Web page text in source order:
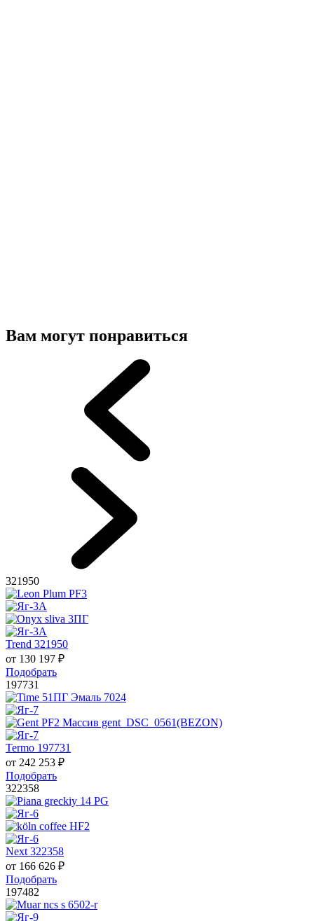
Вам могут понравиться
321950
Trend 321950
от 130 197 ₽
Подобрать
197731
Termo 197731
от 242 253 ₽
Подобрать
322358
Next 322358
от 166 626 ₽
Подобрать
197482